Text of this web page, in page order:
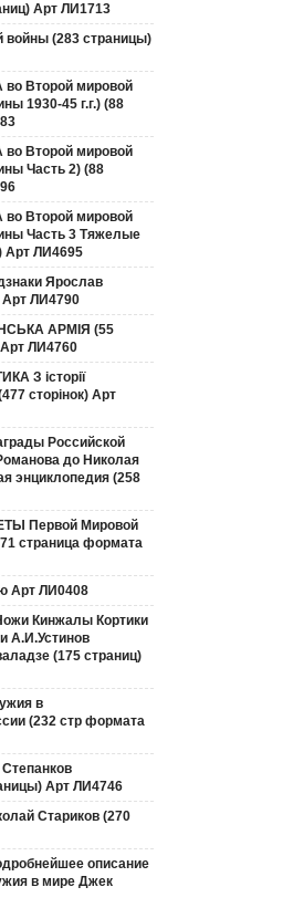
Арт ЛИ1713
войны (283 страницы)
во Второй мировой
1930-45 г.г.) (88
во Второй мировой
Часть 2) (88
во Второй мировой
Часть 3 Тяжелые
Арт ЛИ4695
Ярослав
Арт ЛИ4790
АРМІЯ (55
ЛИ4760
З історії
сторінок) Арт
Российской
до Николая
энциклопедия (258
Первой Мировой
страница формата
Арт ЛИ0408
Кинжалы Кортики
А.И.Устинов
(175 страниц)
в
(232 стр формата
Арт ЛИ4746
Стариков (270
описание
в мире Джек